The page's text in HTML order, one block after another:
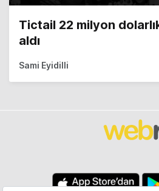
Tictail 22 milyon dolarlık
aldı
Sami Eyidilli